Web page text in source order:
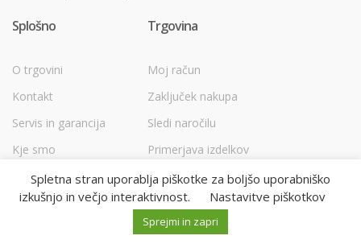
Splošno
O trgovini
Kontakt
Servis in garancija
Kje smo
Pomoč na daljavo
Trgovina
Moj račun
Zaključek nakupa
Sledi naročilu
Primerjava izdelkov
Lista želja
M
I
Išči:
0
Spletna stran uporablja piškotke za boljšo uporabniško
izkušnjo in večjo interaktivnost.
Nastavitve piškotkov
Sprejmi in zapri